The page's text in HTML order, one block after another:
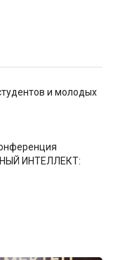
и молодых
ИНТЕЛЛЕКТ: